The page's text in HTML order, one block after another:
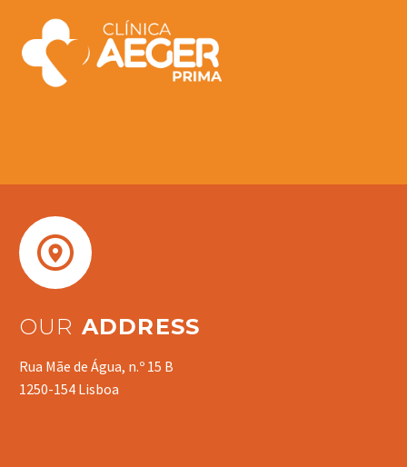


OUR ADDRESS
Rua Mãe de Água, n.º 15 B
1250-154 Lisboa